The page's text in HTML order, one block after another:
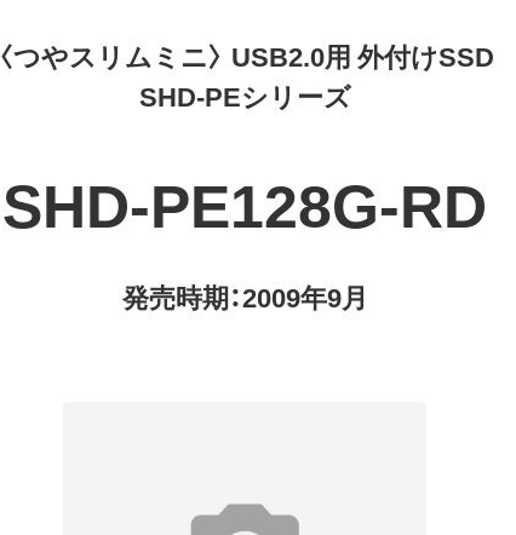
〈つやスリムミニ〉 USB2.0用 外付けSSD
SHD-PEシリーズ
SHD-PE128G-RD
発売時期：2009年9月